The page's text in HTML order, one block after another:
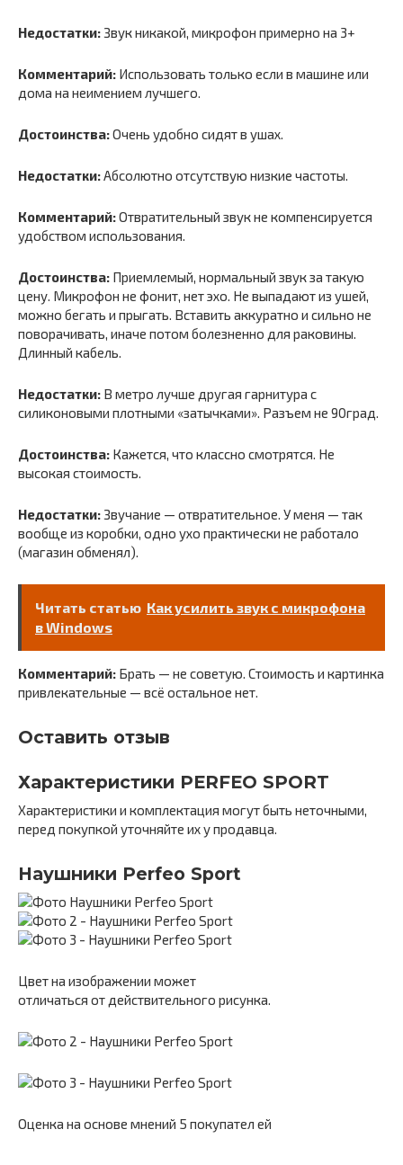
Недостатки: Звук никакой, микрофон примерно на 3+
Комментарий: Использовать только если в машине или
дома на неимением лучшего.
Достоинства:Очень удобно сидят в ушах.
Недостатки:Абсолютно отсутствую низкие частоты.
Комментарий:Отвратительный звук не компенсируется
удобством использования.
Достоинства: Приемлемый, нормальный звук за такую
цену. Микрофон не фонит, нет эхо. Не выпадают из ушей,
можно бегать и прыгать. Вставить аккуратно и сильно не
поворачивать, иначе потом болезненно для раковины.
Длинный кабель.
Недостатки: В метро лучше другая гарнитура с
силиконовыми плотными «затычками». Разъем не 90град.
Достоинства: Кажется, что классно смотрятся. Не
высокая стоимость.
Недостатки: Звучание — отвратительное. У меня — так
вообще из коробки, одно ухо практически не работало
(магазин обменял).
Читать статью Как усилить звук с микрофона
в Windows
Комментарий: Брать — не советую. Стоимость и картинка
привлекательные — всё остальное нет.
Оставить отзыв
Характеристики PERFEO SPORT
Характеристики и комплектация могут быть неточными,
перед покупкой уточняйте их у продавца.
Наушники Perfeo Sport
Цвет на изображении может
отличаться от действительного рисунка.
Оценка на основе мнений 5 покупател ей